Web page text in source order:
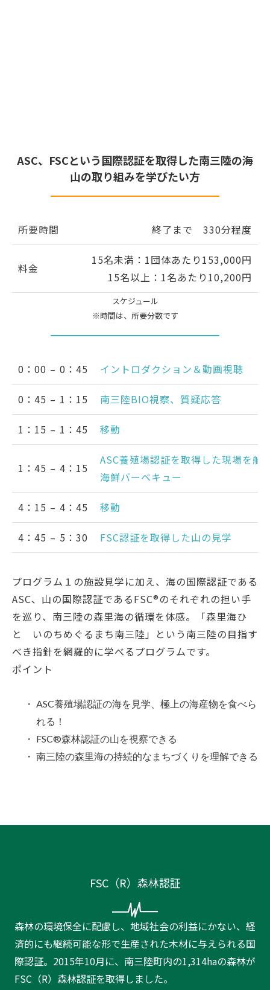
ASC、FSCという国際認証を取得した南三陸の海
山の取り組みを学びたい方
所要時間 終了まで 330分程度
料金
15名未満：1団体あたり153,000円
15名以上：1名あたり10,200円
スケジュール
※時間は、所要分数です
0：00 – 0：45 イントロダクション＆動画視聴
0：45 – 1：15 南三陸BIO視察、質疑応答
1：15 – 1：45 移動
1：45 – 4：15
ASC養殖場認証を取得した現場を船
海鮮バーベキュー
4：15 – 4：45 移動
4：45 – 5：30 FSC認証を取得した山の見学
プログラム１の施設見学に加え、海の国際認証である
ASC、山の国際認証であるFSC®のそれぞれの担い手
を巡り、南三陸の森里海の循環を体感。「森里海ひ
と いのちめぐるまち南三陸」という南三陸の目指す
べき指針を網羅的に学べるプログラムです。
ポイント
・ ASC養殖場認証の海を見学、極上の海産物を食べら
れる！
・ FSC®森林認証の山を視察できる
・ 南三陸の森里海の持続的なまちづくりを理解できる
FSC（R）森林認証
森林の環境保全に配慮し、地域社会の利益にかない、経
済的にも継続可能な形で生産された木材に与えられる国
際認証。2015年10月に、南三陸町内の1,314haの森林が
FSC（R）森林認証を取得しました。